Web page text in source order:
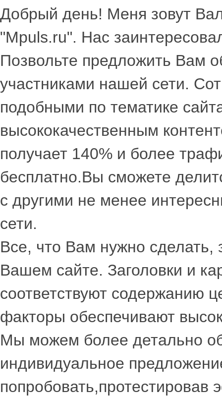
Добрый день! Меня зовут
"Mpuls.ru". Нас
Позвольте предложить Вам
участниками нашей сети.
подобными по тематике
высококачественным
получает 140% и более
бесплатно.Вы сможете
с другими не менее
сети.
Все, что Вам нужно сделать,
Вашем сайте. Заголовки и
соответствуют содержанию
факторы обеспечивают
Мы можем более детально
индивидуальное